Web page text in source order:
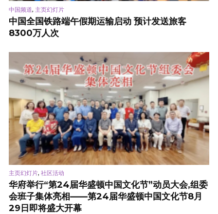
中国频道, 主页幻灯片
中国全国铁路端午假期运输启动 预计发送旅客
8300万人次
主页幻灯片, 社区活动
华府举行“第24届华盛顿中国文化节”动员大会,组委
会班子集体亮相——第24届华盛顿中国文化节8月
29日即将盛大开幕